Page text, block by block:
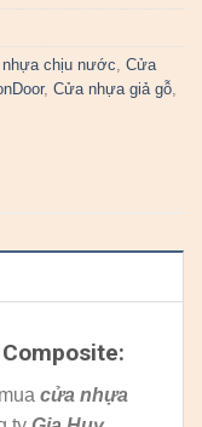
nhựa chịu nước Cửa
, Cửa nhựa giả gỗ
cửa nhựa